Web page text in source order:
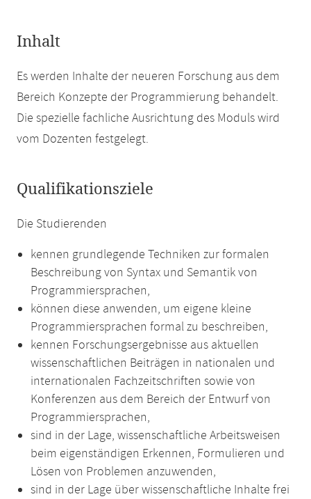
Inhalt
Es werden Inhalte der neueren Forschung aus dem
Bereich Konzepte der Programmierung behandelt.
Die spezielle fachliche Ausrichtung des Moduls wird
vom Dozenten festgelegt.
Qualifikationsziele
Die Studierenden
kennen grundlegende Techniken zur formalen
Beschreibung von Syntax und Semantik von
Programmiersprachen,
können diese anwenden, um eigene kleine
Programmiersprachen formal zu beschreiben,
kennen Forschungsergebnisse aus aktuellen
wissenschaftlichen Beiträgen in nationalen und
internationalen Fachzeitschriften sowie von
Konferenzen aus dem Bereich der Entwurf von
Programmiersprachen,
sind in der Lage, wissenschaftliche Arbeitsweisen
beim eigenständigen Erkennen, Formulieren und
Lösen von Problemen anzuwenden,
sind in der Lage über wissenschaftliche Inhalte frei